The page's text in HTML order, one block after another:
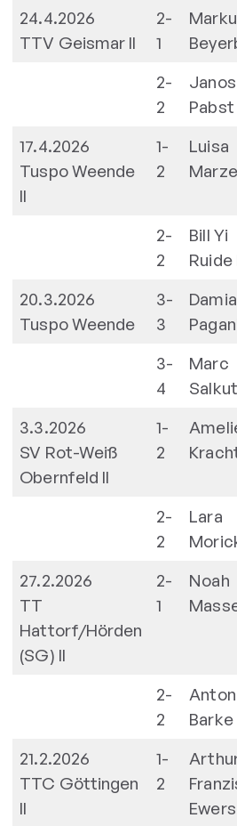
24.4.2026
TTV Geismar II
2-
1
2-
2
Janos
Pabst
17.4.2026
Tuspo Weende
II
1-
2
Luisa
2-
2
Bill Yi
Ruide
20.3.2026
Tuspo Weende
3-
3
3-
4
Marc
3.3.2026
SV Rot-Weiß
Obernfeld II
1-
2
2-
2
Lara
27.2.2026
TT
Hattorf/Hörden
(SG) II
2-
1
Noah
2-
2
Anton
Barke
21.2.2026
TTC Göttingen
II
1-
2
Ewers